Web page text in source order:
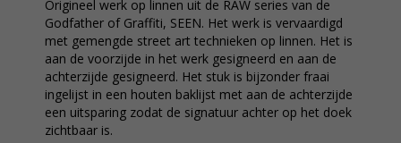
Origineel werk op linnen uit de RAW series van de
Godfather of Graffiti, SEEN. Het werk is vervaardigd
met gemengde street art technieken op linnen. Het is
aan de voorzijde in het werk gesigneerd en aan de
achterzijde gesigneerd. Het stuk is bijzonder fraai
ingelijst in een houten baklijst met aan de achterzijde
een uitsparing zodat de signatuur achter op het doek
zichtbaar is.